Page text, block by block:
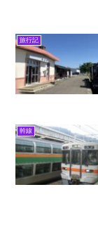
旅行記
幹線